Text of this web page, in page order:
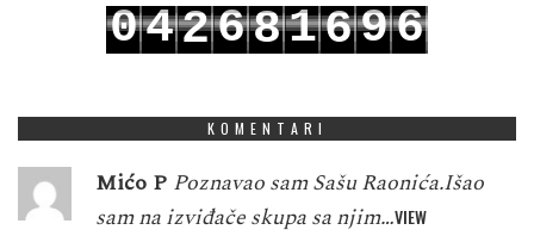
042681696
KOMENTARI
Mićo P Poznavao sam Sašu Raonića.Išao
sam na izviđače skupa sa njim…VIEW